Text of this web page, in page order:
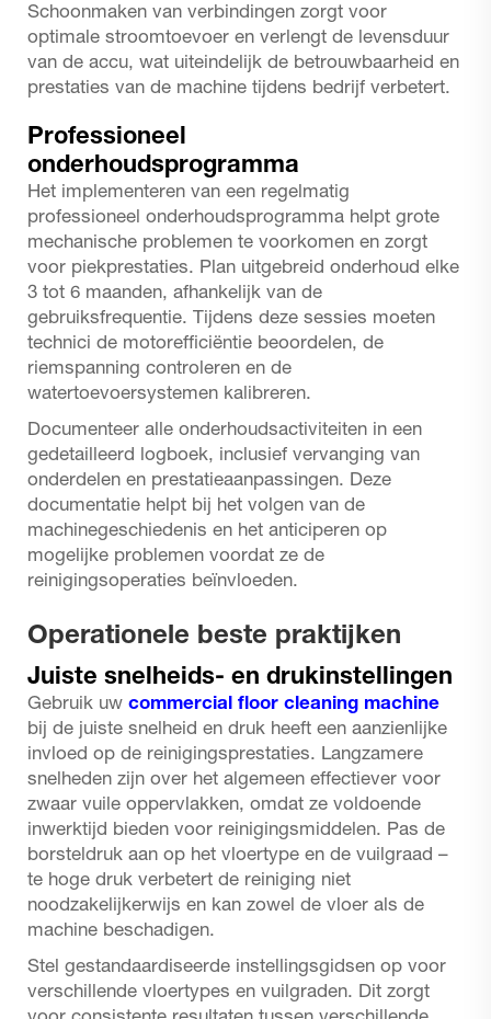
Schoonmaken van verbindingen zorgt voor
optimale stroomtoevoer en verlengt de levensduur
van de accu, wat uiteindelijk de betrouwbaarheid en
prestaties van de machine tijdens bedrijf verbetert.
Professioneel
onderhoudsprogramma
Het implementeren van een regelmatig
professioneel onderhoudsprogramma helpt grote
mechanische problemen te voorkomen en zorgt
voor piekprestaties. Plan uitgebreid onderhoud elke
3 tot 6 maanden, afhankelijk van de
gebruiksfrequentie. Tijdens deze sessies moeten
technici de motorefficiëntie beoordelen, de
riemspanning controleren en de
watertoevoersystemen kalibreren.
Documenteer alle onderhoudsactiviteiten in een
gedetailleerd logboek, inclusief vervanging van
onderdelen en prestatieaanpassingen. Deze
documentatie helpt bij het volgen van de
machinegeschiedenis en het anticiperen op
mogelijke problemen voordat ze de
reinigingsoperaties beïnvloeden.
Operationele beste praktijken
Juiste snelheids- en drukinstellingen
Gebruik uw commercial floor cleaning machine
bij de juiste snelheid en druk heeft een aanzienlijke
invloed op de reinigingsprestaties. Langzamere
snelheden zijn over het algemeen effectiever voor
zwaar vuile oppervlakken, omdat ze voldoende
inwerktijd bieden voor reinigingsmiddelen. Pas de
borsteldruk aan op het vloertype en de vuilgraad –
te hoge druk verbetert de reiniging niet
noodzakelijkerwijs en kan zowel de vloer als de
machine beschadigen.
Stel gestandaardiseerde instellingsgidsen op voor
verschillende vloertypes en vuilgraden. Dit zorgt